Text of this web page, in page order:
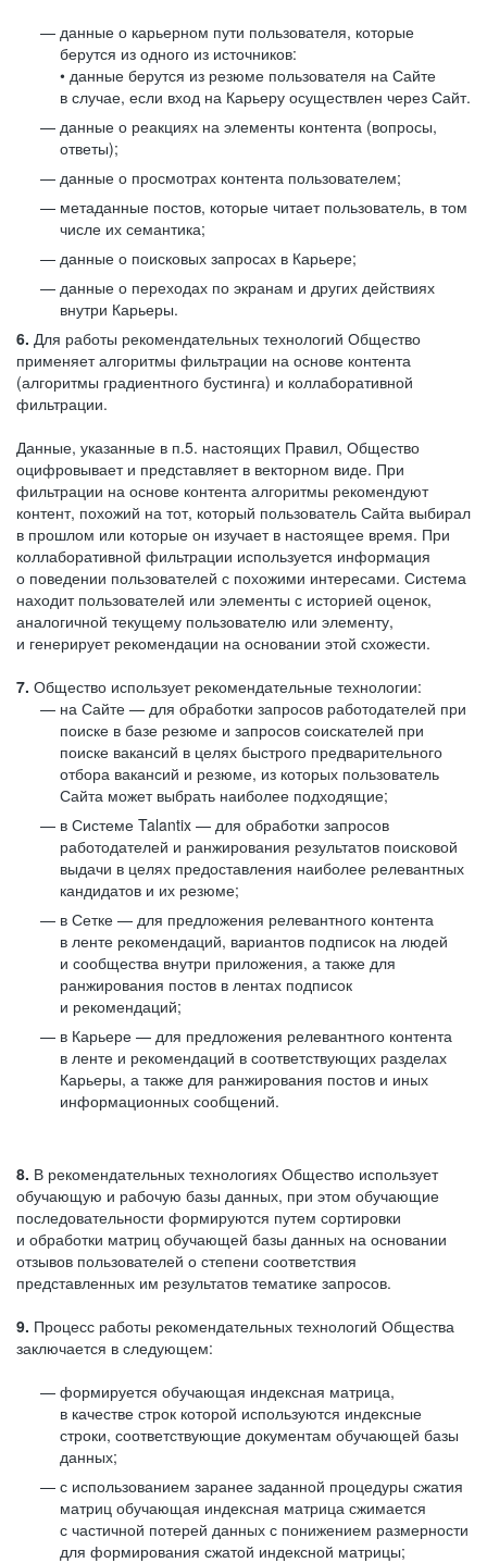
данные о карьерном пути пользователя, которые
берутся из одного из источников:
• данные берутся из резюме пользователя на Сайте
в случае, если вход на Карьеру осуществлен через Сайт.
данные о реакциях на элементы контента (вопросы,
ответы);
данные о просмотрах контента пользователем;
метаданные постов, которые читает пользователь, в том
числе их семантика;
данные о поисковых запросах в Карьере;
данные о переходах по экранам и других действиях
внутри Карьеры.
6. Для работы рекомендательных технологий Общество
применяет алгоритмы фильтрации на основе контента
(алгоритмы градиентного бустинга) и коллаборативной
фильтрации.
Данные, указанные в п.5. настоящих Правил, Общество
оцифровывает и представляет в векторном виде. При
фильтрации на основе контента алгоритмы рекомендуют
контент, похожий на тот, который пользователь Сайта выбирал
в прошлом или которые он изучает в настоящее время. При
коллаборативной фильтрации используется информация
о поведении пользователей с похожими интересами. Система
находит пользователей или элементы с историей оценок,
аналогичной текущему пользователю или элементу,
и генерирует рекомендации на основании этой схожести.
7. Общество использует рекомендательные технологии:
на Сайте — для обработки запросов работодателей при
поиске в базе резюме и запросов соискателей при
поиске вакансий в целях быстрого предварительного
отбора вакансий и резюме, из которых пользователь
Сайта может выбрать наиболее подходящие;
в Системе Talantix — для обработки запросов
работодателей и ранжирования результатов поисковой
выдачи в целях предоставления наиболее релевантных
кандидатов и их резюме;
в Сетке — для предложения релевантного контента
в ленте рекомендаций, вариантов подписок на людей
и сообщества внутри приложения, а также для
ранжирования постов в лентах подписок
и рекомендаций;
в Карьере — для предложения релевантного контента
в ленте и рекомендаций в соответствующих разделах
Карьеры, а также для ранжирования постов и иных
информационных сообщений.
8. В рекомендательных технологиях Общество использует
обучающую и рабочую базы данных, при этом обучающие
последовательности формируются путем сортировки
и обработки матриц обучающей базы данных на основании
отзывов пользователей о степени соответствия
представленных им результатов тематике запросов.
9. Процесс работы рекомендательных технологий Общества
заключается в следующем:
формируется обучающая индексная матрица,
в качестве строк которой используются индексные
строки, соответствующие документам обучающей базы
данных;
с использованием заранее заданной процедуры сжатия
матриц обучающая индексная матрица сжимается
с частичной потерей данных с понижением размерности
для формирования сжатой индексной матрицы;